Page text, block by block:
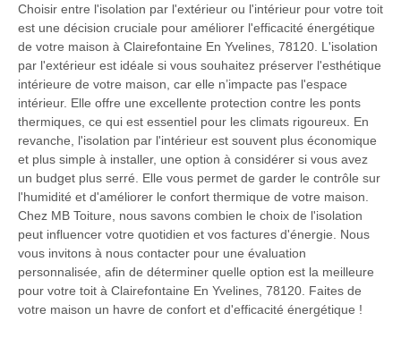
Choisir entre l'isolation par l'extérieur ou l'intérieur pour votre toit
est une décision cruciale pour améliorer l'efficacité énergétique
de votre maison à Clairefontaine En Yvelines, 78120. L'isolation
par l'extérieur est idéale si vous souhaitez préserver l'esthétique
intérieure de votre maison, car elle n’impacte pas l'espace
intérieur. Elle offre une excellente protection contre les ponts
thermiques, ce qui est essentiel pour les climats rigoureux. En
revanche, l'isolation par l'intérieur est souvent plus économique
et plus simple à installer, une option à considérer si vous avez
un budget plus serré. Elle vous permet de garder le contrôle sur
l'humidité et d'améliorer le confort thermique de votre maison.
Chez MB Toiture, nous savons combien le choix de l'isolation
peut influencer votre quotidien et vos factures d'énergie. Nous
vous invitons à nous contacter pour une évaluation
personnalisée, afin de déterminer quelle option est la meilleure
pour votre toit à Clairefontaine En Yvelines, 78120. Faites de
votre maison un havre de confort et d'efficacité énergétique !